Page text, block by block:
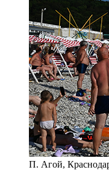
П. Агой,